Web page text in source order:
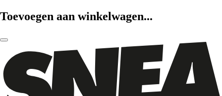
Toevoegen aan winkelwagen...